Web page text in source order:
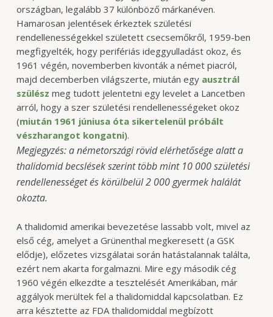
országban, legalább 37 különböző márkanéven.
Hamarosan jelentések érkeztek születési
rendellenességekkel született csecsemőkről, 1959-ben
megfigyelték, hogy perifériás ideggyulladást okoz, és
1961 végén, novemberben kivonták a német piacról,
majd decemberben világszerte, miután egy ausztrál
szülész meg tudott jelentetni egy levelet a Lancetben
arról, hogy a szer születési rendellenességeket okoz
(miután 1961 júniusa óta sikertelenül próbált
vészharangot kongatni).
Megjegyzés: a németországi rövid elérhetősége alatt a
thalidomid becslések szerint több mint 10 000 születési
rendellenességet és körülbelül 2 000 gyermek halálát
okozta.
A thalidomid amerikai bevezetése lassabb volt, mivel az
első cég, amelyet a Grünenthal megkeresett (a GSK
elődje), előzetes vizsgálatai során hatástalannak találta,
ezért nem akarta forgalmazni. Mire egy második cég
1960 végén elkezdte a tesztelését Amerikában, már
aggályok merültek fel a thalidomiddal kapcsolatban. Ez
arra késztette az FDA thalidomiddal megbízott